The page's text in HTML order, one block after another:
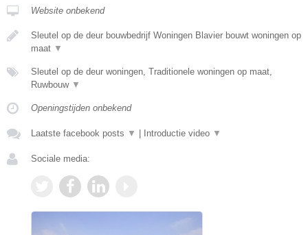
Website onbekend
Sleutel op de deur bouwbedrijf Woningen Blavier bouwt woningen op
maat ▼
Sleutel op de deur woningen, Traditionele woningen op maat,
Ruwbouw ▼
Openingstijden onbekend
Laatste facebook posts ▼ Introductie video ▼
Sociale media: